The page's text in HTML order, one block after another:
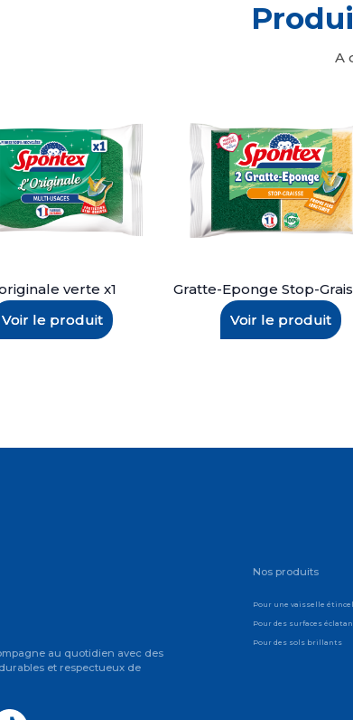
A
verte x1
Voir le produit
Gratte-Eponge Stop-
Voir le produit
au quotidien avec des
et respectueux de
Nos produits
Pour une vaisselle
Pour des surfaces
Pour des sols brillants